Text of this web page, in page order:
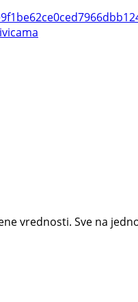
vrednosti. Sve na